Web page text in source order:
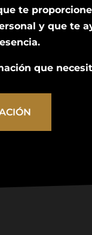
te
y que te
que